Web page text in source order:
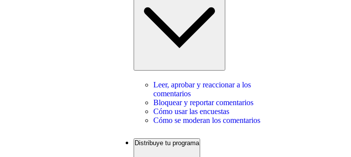
Leer, aprobar y reaccionar a los
comentarios
Bloquear y reportar comentarios
Cómo usar las encuestas
Cómo se moderan los comentarios
Distribuye tu programa